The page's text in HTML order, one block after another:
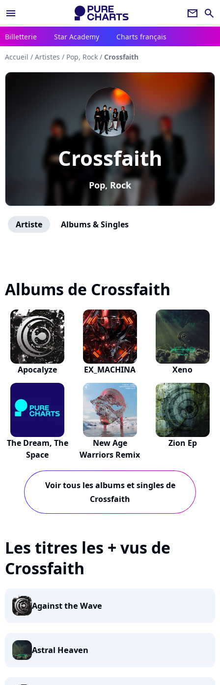
menu newsletter search
Billetterie Star Academy Charts français
Accueil / Artistes / Pop, Rock / Crossfaith
Crossfaith
Pop, Rock
Artiste Albums & Singles
Albums de Crossfaith
Apocalyze EX_MACHINA Xeno
The Dream, The
Space
New Age
Warriors Remix
Zion Ep
Voir tous les albums et singles de
Crossfaith
Les titres les + vus de
Crossfaith
Against the Wave
Astral Heaven